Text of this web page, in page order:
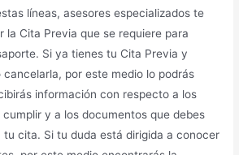
líneas, asesores especializados te
la Cita Previa que se requiere para
Si ya tienes tu Cita Previa y
por este medio lo podrás
información con respecto a los
y a los documentos que debes
cita. Si tu duda está dirigida a conocer